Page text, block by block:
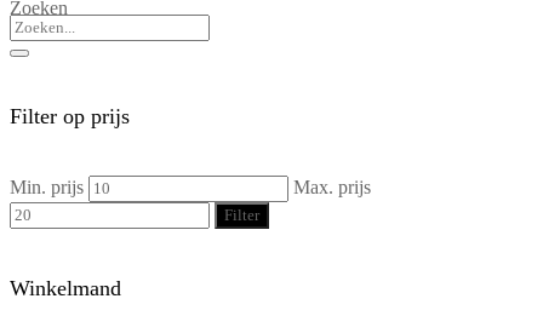
Zoeken
Filter op prijs
Min. prijs Max. prijs
Filter
Winkelmand